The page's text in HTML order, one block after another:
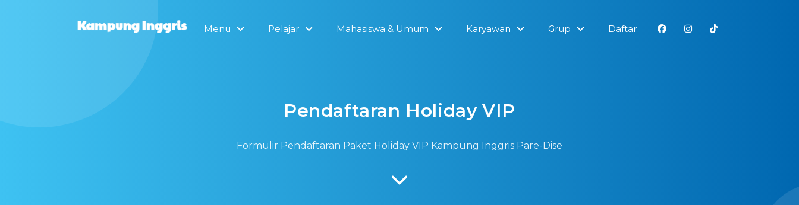
Menu Pelajar Mahasiswa & Umum Karyawan Grup Daftar
Pendaftaran Holiday VIP
Formulir Pendaftaran Paket Holiday VIP Kampung Inggris Pare-Dise